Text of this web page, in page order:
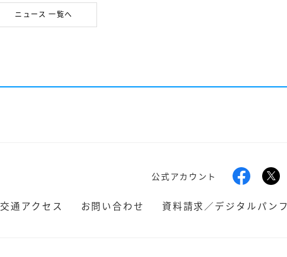
ニュース 一覧へ
公式アカウント
交通アクセス お問い合わせ 資料請求／デジタルパン